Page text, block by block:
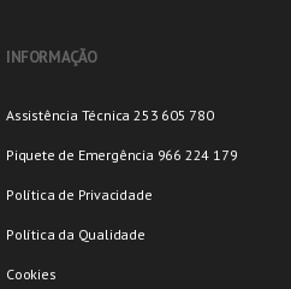
INFORMAÇÃO
Assistência Técnica 253 605 780
Piquete de Emergência 966 224 179
Política de Privacidade
Política da Qualidade
Cookies